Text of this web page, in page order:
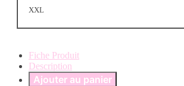
XXL
Fiche Produit
Description
Ajouter au panier